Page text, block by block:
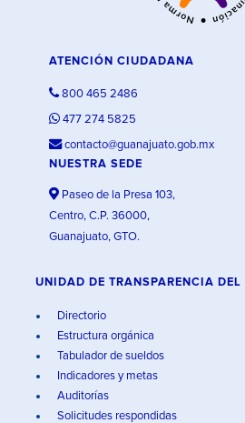
ATENCIÓN CIUDADANA
800 465 2486
477 274 5825
contacto@guanajuato.gob.mx
NUESTRA SEDE
Paseo de la Presa 103,
Centro, C.P. 36000,
Guanajuato, GTO.
UNIDAD DE TRANSPARENCIA DEL
Directorio
Estructura orgánica
Tabulador de sueldos
Indicadores y metas
Auditorías
Solicitudes respondidas